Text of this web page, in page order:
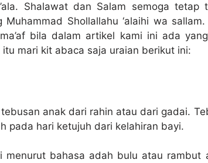
Shalawat dan Salam semoga tetap
Shollallahu ‘alaihi wa
bila dalam artikel kami ini ada
mari kit abaca saja uraian berikut ini:
anak dari rahin atau dari gadai.
pada hari ketujuh dari kelahiran bayi.
bahasa adah bulu atau rambut